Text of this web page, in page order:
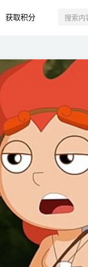
获取积分